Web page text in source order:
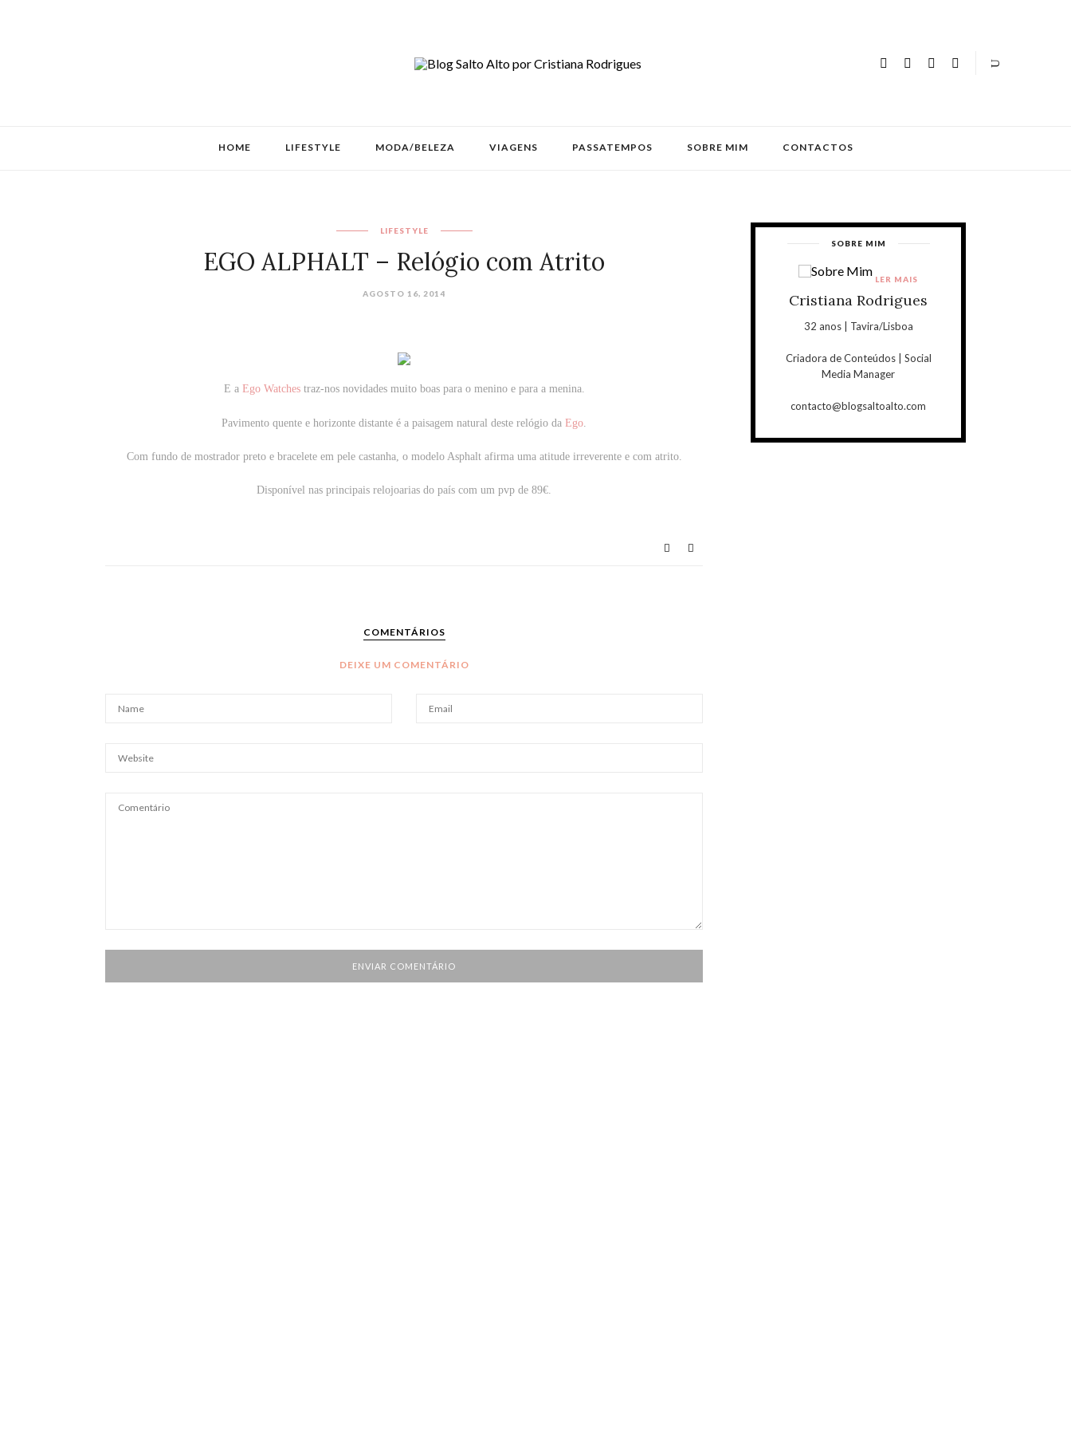
HOME LIFESTYLE MODA/BELEZA VIAGENS PASSATEMPOS SOBRE MIM CONTACTOS
LIFESTYLE
AGOSTO 16, 2014
E a Ego Watchestraz-nos novidades muito boas para o menino e para a menina.
Pavimento quente e horizonte distante é a paisagem natural deste relógio da Ego
Com fundo de mostrador preto e bracelete em pele castanha, o modelo Asphalt afirma uma atitude irreverente e com atrito.
Disponível nas principais relojoarias do país com um pvp de 89€.
COMENTÁRIOS
DEIXE UM COMENTÁRIO
SOBRE MIM
Cristiana Rodrigues
32 anos | Tavira/Lisboa
Criadora de Conteúdos | Social
Media Manager
contacto@blogsaltoalto.com
LER MAIS